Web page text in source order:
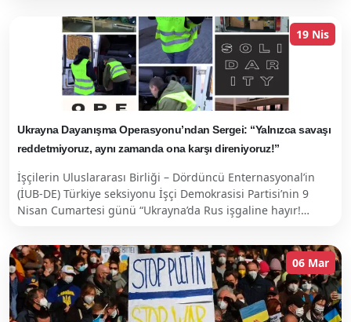
19 Nis
Ukrayna Dayanışma Operasyonu’ndan Sergei: “Yalnızca savaşı
reddetmiyoruz, aynı zamanda ona karşı direniyoruz!”
İşçilerin Uluslararası Birliği – Dördüncü Enternasyonal’in
(İUB-DE) Türkiye seksiyonu İşçi Demokrasisi Partisi’nin 9
Nisan Cumartesi günü “Ukrayna’da Rus işgaline hayır!…
06 Mar